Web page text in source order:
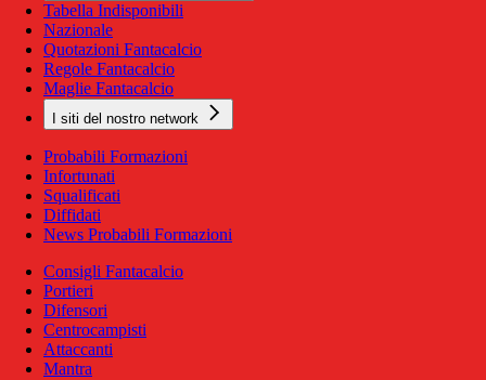
Tabella Indisponibili
Nazionale
Quotazioni Fantacalcio
Regole Fantacalcio
Maglie Fantacalcio
I siti del nostro network
Probabili Formazioni
Infortunati
Squalificati
Diffidati
News Probabili Formazioni
Consigli Fantacalcio
Portieri
Difensori
Centrocampisti
Attaccanti
Mantra